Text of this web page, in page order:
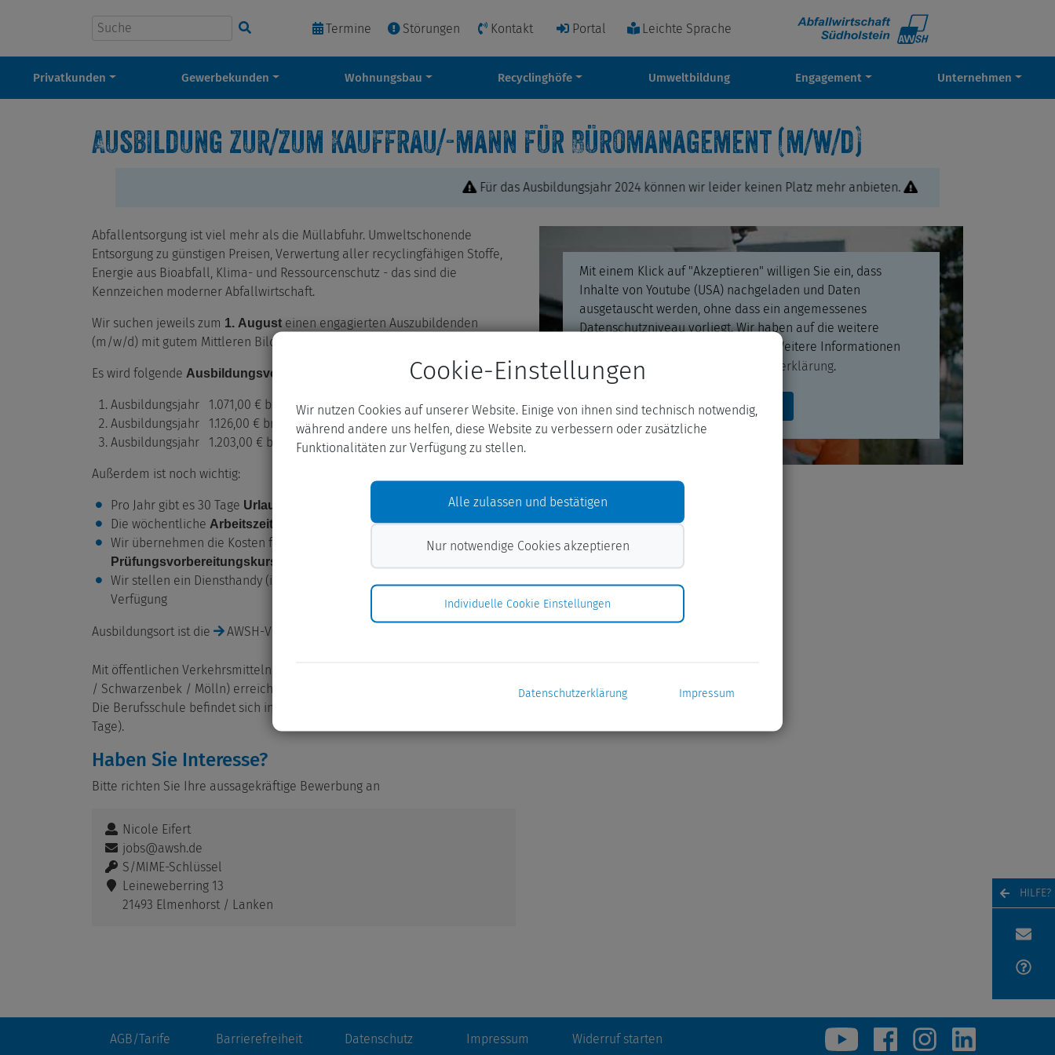
Suchbegriff eingeben Termine Störungen Kontakt Portal Leichte Sprache
Privatkunden Gewerbekunden Wohnungsbau Recyclinghöfe Umweltbildung Engagement Unternehmen
Ausbildung zur/zum Kauffrau/-mann für Büromanagement (m/w/d)
Für das Ausbildungsjahr 2024 können wir leider keinen Platz mehr anbieten.
Abfallentsorgung ist viel mehr als die Müllabfuhr. Umweltschonende
Entsorgung zu günstigen Preisen, Verwertung aller recyclingfähigen Stoffe,
Energie aus Bioabfall, Klima- und Ressourcenschutz - das sind die
Kennzeichen moderner Abfallwirtschaft.
Wir suchen jeweils zum 1. August einen engagierten Auszubildenden
(m/w/d) mit gutem Mittleren Bildungsabschluss.
Es wird folgende Ausbildungsvergütung
Ausbildungsjahr 1.071,00 € brutto
Ausbildungsjahr 1.126,00 € brutto
Ausbildungsjahr 1.203,00 € brutto
Außerdem ist noch wichtig:
Pro Jahr gibt es 30 Tage Urlaub
Die wöchentliche Arbeitszeit
beträgt 38 Stunden
Wir übernehmen die Kosten für
Prüfungsvorbereitungskurse
Wir stellen ein Diensthandy (iPhone), auch zur privaten Nutzung, zur
Verfügung
Ausbildungsort ist die AWSH-Verwaltung
Mit öffentlichen Verkehrsmitteln sind wir mit der Buslinie
/ Schwarzenbek / Mölln) erreichbar.
Die Berufsschule befindet sich in Mölln (Teilzeitunterricht, wöchentlich 1 - 2
Tage).
Haben Sie Interesse?
Bitte richten Sie Ihre aussagekräftige Bewerbung an
Nicole Eifert
jobs@awsh.de
S/MIME-Schlüssel
Leineweberring 13
21493 Elmenhorst / Lanken
Mit einem Klick auf "Akzeptieren" willigen Sie ein, dass
Inhalte von Youtube (USA) nachgeladen und Daten
ausgetauscht werden, ohne dass ein angemessenes
Datenschutzniveau vorliegt. Wir haben auf die weitere
Datenverarbeitung keinen Einfluss. Weitere Informationen
finden Sie in unserer
Datenschutzerklärung.
Akzeptieren
AGB/Tarife Barrierefreiheit Datenschutz Impressum Widerruf starten
HILFE?
Cookie-Einstellungen
Wir nutzen Cookies auf unserer Website. Einige von ihnen sind technisch notwendig,
während andere uns helfen, diese Website zu verbessern oder zusätzliche
Funktionalitäten zur Verfügung zu stellen.
Alle zulassen und bestätigen
Nur notwendige Cookies akzeptieren
Individuelle Cookie Einstellungen
Datenschutzerklärung Impressum